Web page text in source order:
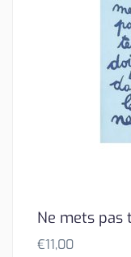
Ne mets pas
€11,00